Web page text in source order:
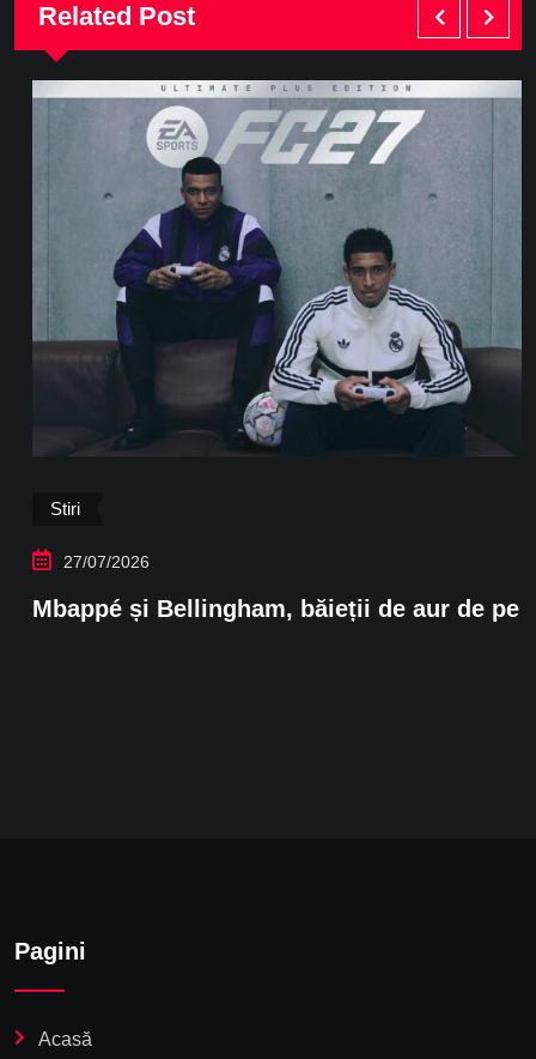
Related Post
Stiri
27/07/2026
Mbappé și Bellingham, băieții de aur de pe
Pagini
Acasă